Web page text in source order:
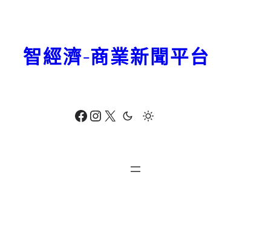
Facebook Instagram X
智經濟-商業新聞平台